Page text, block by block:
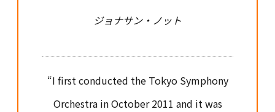
ジョナサン・ノット
“I first conducted the Tokyo Symphony
Orchestra in October 2011 and it was